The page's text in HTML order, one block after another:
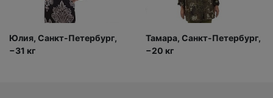
Юлия, Санкт-Петербург,
−31 кг
Тамара, Санкт-Петербург,
−20 кг